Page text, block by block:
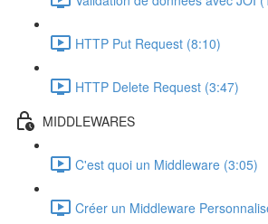
HTTP Put Request (8:10)
HTTP Delete Request (3:47)
MIDDLEWARES
C'est quoi un Middleware (3:05)
Créer un Middleware